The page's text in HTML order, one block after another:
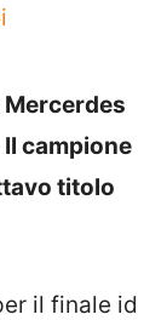
Mercerdes
campione
titolo
il finale id